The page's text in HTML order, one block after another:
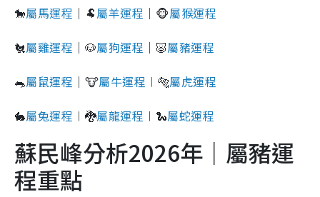
🐎屬馬運程 ｜🐏屬羊運程 ｜🐵屬猴運程
🐔屬雞運程 ｜🐶屬狗運程 ｜🐷屬豬運程
🐀屬鼠運程 ｜🐮屬牛運程 ︱🐅屬虎運程
🐇屬兔運程 ︱🐉屬龍運程 ︱🐍屬蛇運程
蘇民峰分析2026年｜屬豬運
程重點